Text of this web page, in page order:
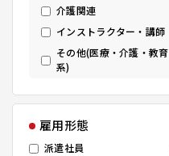
介護関連
インストラクター・講師
その他(医療・介護・教育
系)
雇用形態
派遣社員